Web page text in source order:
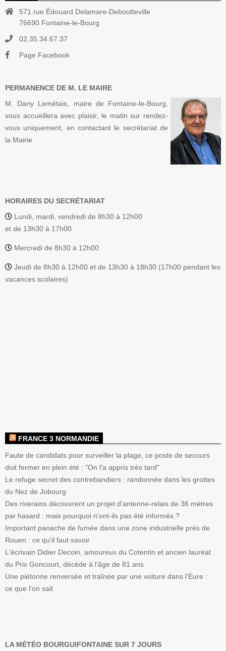
571 rue Édouard Delamare-Deboutteville
76690 Fontaine-le-Bourg
02.35.34.67.37
Page Facebook
PERMANENCE DE M. LE MAIRE
M. Dany Lemétais, maire de Fontaine-le-Bourg,
vous accueillera avec plaisir, le matin sur rendez-
vous uniquement, en contactant le secrétariat de
la Mairie
HORAIRES DU SECRÉTARIAT
Lundi, mardi, vendredi de 8h30 à 12h00
et de 13h30 à 17h00
Mercredi de 8h30 à 12h00
Jeudi de 8h30 à 12h00 et de 13h30 à 18h30 (17h00 pendant les
vacances scolaires)
FRANCE 3 NORMANDIE
Faute de candidats pour surveiller la plage, ce poste de secours
doit fermer en plein été : "On l'a appris très tard"
Le refuge secret des contrebandiers : randonnée dans les grottes
du Nez de Jobourg
Des riverains découvrent un projet d'antenne-relais de 36 mètres
par hasard : mais pourquoi n'ont-ils pas été informés ?
Important panache de fumée dans une zone industrielle près de
Rouen : ce qu'il faut savoir
L'écrivain Didier Decoin, amoureux du Cotentin et ancien lauréat
du Prix Goncourt, décède à l'âge de 81 ans
Une piétonne renversée et traînée par une voiture dans l'Eure :
ce que l'on sait
LA MÉTÉO BOURGUIFONTAINE SUR 7 JOURS